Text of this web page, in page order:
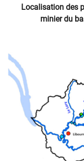
Localisation des
minier du